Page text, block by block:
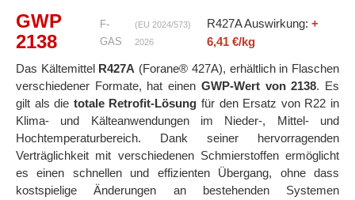
GWP
2138
F-
GAS
(EU 2024/573)
2026
R427A Auswirkung: +
6,41 €/kg
Das Kältemittel R427A (Forane® 427A), erhältlich in Flaschen
verschiedener Formate, hat einen GWP-Wert von 2138. Es
gilt als die totale Retrofit-Lösung für den Ersatz von R22 in
Klima- und Kälteanwendungen im Nieder-, Mittel- und
Hochtemperaturbereich. Dank seiner hervorragenden
Verträglichkeit mit verschiedenen Schmierstoffen ermöglicht
es einen schnellen und effizienten Übergang, ohne dass
kostspielige Änderungen an bestehenden Systemen